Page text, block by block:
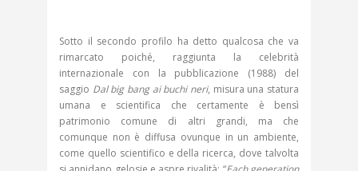
Sotto il secondo profilo ha detto qualcosa che va
rimarcato poiché, raggiunta la celebrità
internazionale con la pubblicazione (1988) del
saggio Dal big bang ai buchi neri, misura una statura
umana e scientifica che certamente è bensì
patrimonio comune di altri grandi, ma che
comunque non è diffusa ovunque in un ambiente,
come quello scientifico e della ricerca, dove talvolta